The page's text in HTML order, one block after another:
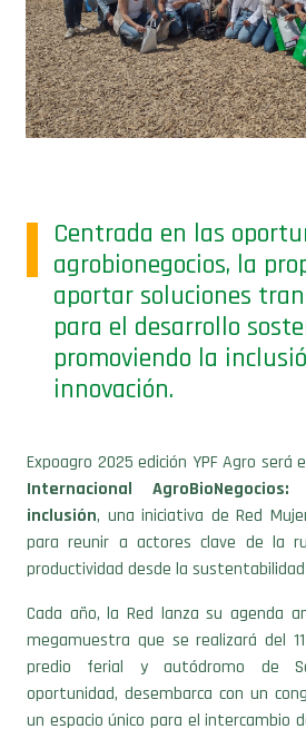
Centrada en las
agrobionegocios, la
aportar soluciones
para el desarrollo
promoviendo la
innovación.
Expoagro 2025 edición YPF Agro será
Internacional
inclusión, una iniciativa de Red
para reunir a actores clave de la
productividad desde la
Cada año, la Red lanza su agenda
megamuestra que se realizará del
predio ferial y autódromo de
oportunidad, desembarca con un
un espacio único para el intercambio